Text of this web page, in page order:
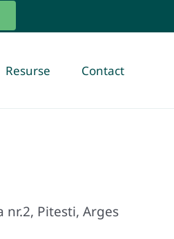
Resurse Contact
nr.2, Pitesti, Arges